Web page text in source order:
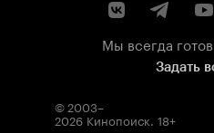
Мы всегда
Задать
© 2003–
2026 Кинопоиск. 18+